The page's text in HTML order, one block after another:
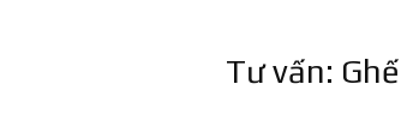
Tư vấn: